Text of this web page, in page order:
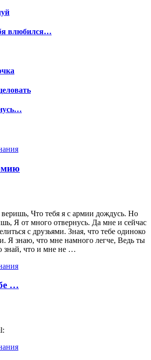
влюбился…
Что тебя я с армии дождусь. Но
Я от много отвернусь. Да мне и сейчас
с друзьями. Зная, что тебе одиноко
Я знаю, что мне намного легче, Ведь ты
знай, что и мне не …
…